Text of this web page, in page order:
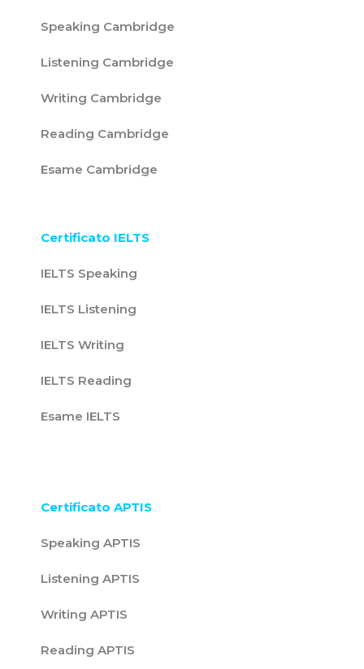
Speaking Cambridge
Listening Cambridge
Writing Cambridge
Reading Cambridge
Esame Cambridge
Certificato IELTS
IELTS Speaking
IELTS Listening
IELTS Writing
IELTS Reading
Esame IELTS
Certificato APTIS
Speaking APTIS
Listening APTIS
Writing APTIS
Reading APTIS